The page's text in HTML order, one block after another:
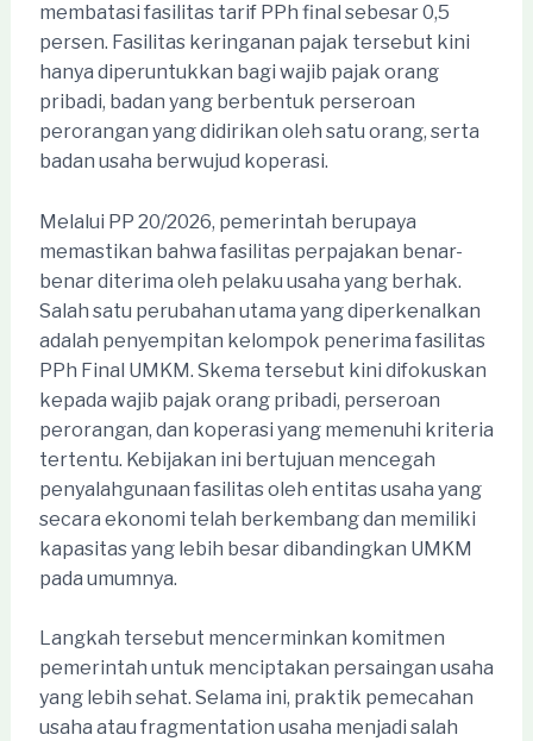
membatasi fasilitas tarif PPh final sebesar 0,5
persen. Fasilitas keringanan pajak tersebut kini
hanya diperuntukkan bagi wajib pajak orang
pribadi, badan yang berbentuk perseroan
perorangan yang didirikan oleh satu orang, serta
badan usaha berwujud koperasi.
Melalui PP 20/2026, pemerintah berupaya
memastikan bahwa fasilitas perpajakan benar-
benar diterima oleh pelaku usaha yang berhak.
Salah satu perubahan utama yang diperkenalkan
adalah penyempitan kelompok penerima fasilitas
PPh Final UMKM. Skema tersebut kini difokuskan
kepada wajib pajak orang pribadi, perseroan
perorangan, dan koperasi yang memenuhi kriteria
tertentu. Kebijakan ini bertujuan mencegah
penyalahgunaan fasilitas oleh entitas usaha yang
secara ekonomi telah berkembang dan memiliki
kapasitas yang lebih besar dibandingkan UMKM
pada umumnya.
Langkah tersebut mencerminkan komitmen
pemerintah untuk menciptakan persaingan usaha
yang lebih sehat. Selama ini, praktik pemecahan
usaha atau fragmentation usaha menjadi salah